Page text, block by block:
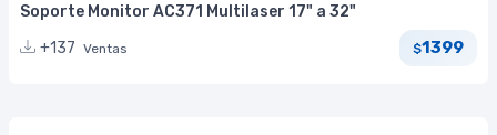
Soporte Monitor AC371 Multilaser 17" a 32"
+137 Ventas $1399